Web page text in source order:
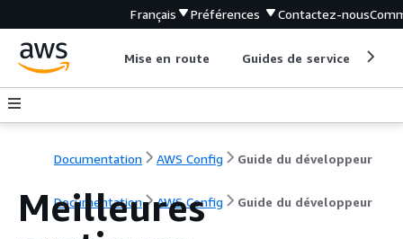
Français Préférences Contactez-nous
Mise en route Guides de service
Documentation AWS Config Guide du développeur
Documentation AWS Config Guide du développeur
Meilleures